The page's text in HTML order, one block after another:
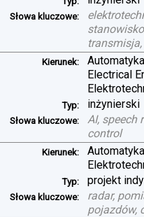
Słowa kluczowe:
transmisja,
Kierunek:
Electrical
Typ: inżynierski
Słowa kluczowe:
AI, speech
control
Kierunek:
Typ: projekt
Słowa kluczowe:
radar,
pojazdów,